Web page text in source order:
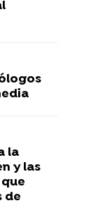
la
y las
de